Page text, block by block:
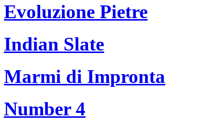
Evoluzione Pietre
Indian Slate
Marmi di Impronta
Number 4